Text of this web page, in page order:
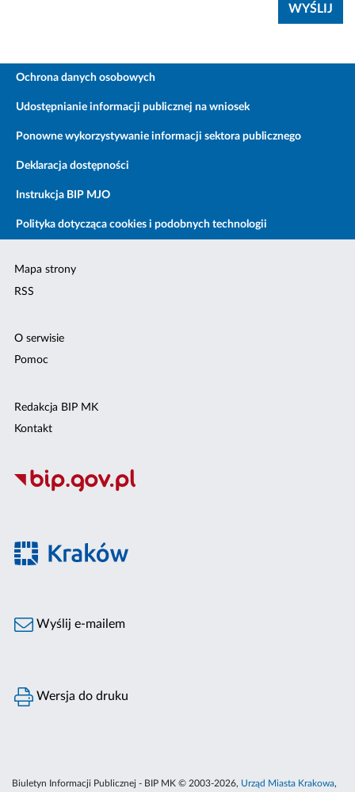
Ochrona danych osobowych
Udostępnianie informacji publicznej na wniosek
Ponowne wykorzystywanie informacji sektora publicznego
Deklaracja dostępności
Instrukcja BIP MJO
Polityka dotycząca cookies i podobnych technologii
Mapa strony
RSS
O serwisie
Pomoc
Redakcja BIP MK
Kontakt
Wyślij e-mailem
Wersja do druku
Biuletyn Informacji Publicznej - BIP MK © 2003-2026, Urząd Miasta Krakowa,